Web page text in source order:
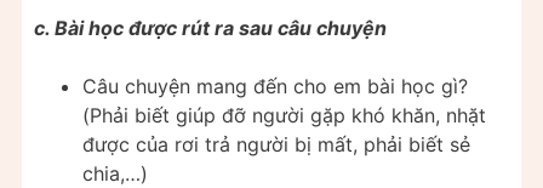
c. Bài học được rút ra sau câu chuyện
Câu chuyện mang đến cho em bài học gì?
(Phải biết giúp đỡ người gặp khó khăn, nhặt
được của rơi trả người bị mất, phải biết sẻ
chia,…)